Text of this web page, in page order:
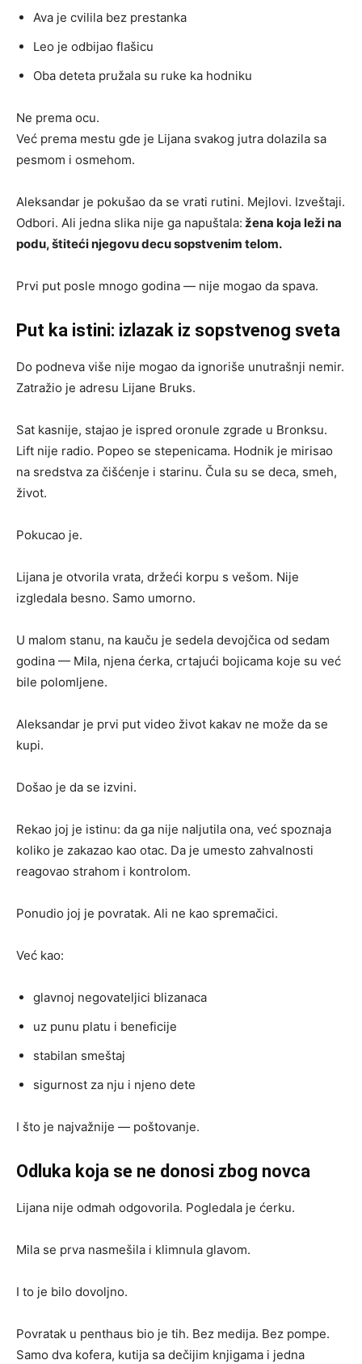
Ava je cvilila bez prestanka
Leo je odbijao flašicu
Oba deteta pružala su ruke ka hodniku
Ne prema ocu.
Već prema mestu gde je Lijana svakog jutra dolazila sa
pesmom i osmehom.
Aleksandar je pokušao da se vrati rutini. Mejlovi. Izveštaji.
Odbori. Ali jedna slika nije ga napuštala: žena koja leži na
podu, štiteći njegovu decu sopstvenim telom.
Prvi put posle mnogo godina — nije mogao da spava.
Put ka istini: izlazak iz sopstvenog sveta
Do podneva više nije mogao da ignoriše unutrašnji nemir.
Zatražio je adresu Lijane Bruks.
Sat kasnije, stajao je ispred oronule zgrade u Bronksu.
Lift nije radio. Popeo se stepenicama. Hodnik je mirisao
na sredstva za čišćenje i starinu. Čula su se deca, smeh,
život.
Pokucao je.
Lijana je otvorila vrata, držeći korpu s vešom. Nije
izgledala besno. Samo umorno.
U malom stanu, na kauču je sedela devojčica od sedam
godina — Mila, njena ćerka, crtajući bojicama koje su već
bile polomljene.
Aleksandar je prvi put video život kakav ne može da se
kupi.
Došao je da se izvini.
Rekao joj je istinu: da ga nije naljutila ona, već spoznaja
koliko je zakazao kao otac. Da je umesto zahvalnosti
reagovao strahom i kontrolom.
Ponudio joj je povratak. Ali ne kao spremačici.
Već kao:
glavnoj negovateljici blizanaca
uz punu platu i beneficije
stabilan smeštaj
sigurnost za nju i njeno dete
I što je najvažnije — poštovanje.
Odluka koja se ne donosi zbog novca
Lijana nije odmah odgovorila. Pogledala je ćerku.
Mila se prva nasmešila i klimnula glavom.
I to je bilo dovoljno.
Povratak u penthaus bio je tih. Bez medija. Bez pompe.
Samo dva kofera, kutija sa dečijim knjigama i jedna